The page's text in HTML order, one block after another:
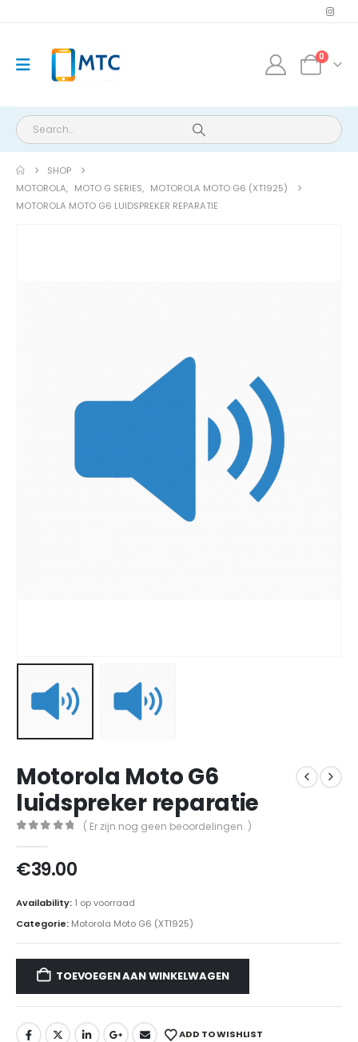
0
SHOP
MOTOROLA, MOTO G SERIES, MOTOROLA MOTO G6 (XT1925)
MOTOROLA MOTO G6 LUIDSPREKER REPARATIE
Motorola Moto G6
luidspreker reparatie
( Er zijn nog geen beoordelingen. )
€39.00
Availability: 1 op voorraad
Categorie: Motorola Moto G6 (XT1925)
TOEVOEGEN AAN WINKELWAGEN
ADD TO WISHLIST